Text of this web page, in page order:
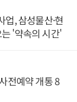
, 삼성물산·현
'약속의 시간'
전예약 개통 8